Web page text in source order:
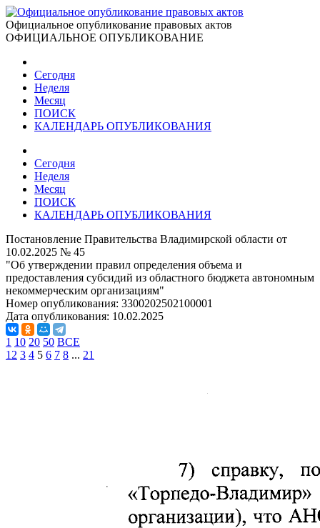
Официальное опубликование правовых актов
ОФИЦИАЛЬНОЕ ОПУБЛИКОВАНИЕ
Сегодня
Неделя
Месяц
ПОИСК
КАЛЕНДАРЬ ОПУБЛИКОВАНИЯ
Сегодня
Неделя
Месяц
ПОИСК
КАЛЕНДАРЬ ОПУБЛИКОВАНИЯ
Постановление Правительства Владимирской области от
10.02.2025 № 45
"Об утверждении правил определения объема и
предоставления субсидий из областного бюджета автономным
некоммерческим организациям"
Номер опубликования: 3300202502100001
Дата опубликования: 10.02.2025
1 10 20 50 ВСЕ
1 2 3 4 5 6 7 8 ... 21